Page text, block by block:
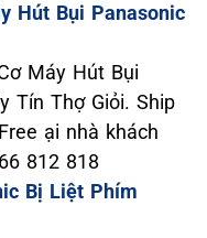
Hút Bụi Panasonic
Máy Hút Bụi
Tín Thợ Giỏi. Ship
ại nhà khách
812 818
Bị Liệt Phím